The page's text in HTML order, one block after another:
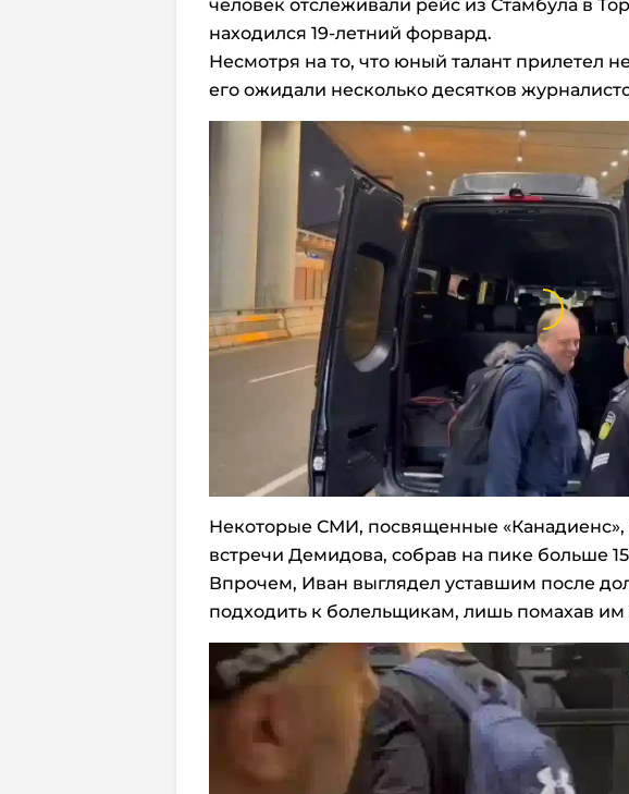
человек отслеживали рейс из Стамбула в
находился 19-летний форвард.
Несмотря на то, что юный талант прилетел
его ожидали несколько десятков
Некоторые СМИ, посвященные
встречи Демидова, собрав на пике больше
Впрочем, Иван выглядел уставшим после
подходить к болельщикам, лишь помахав им